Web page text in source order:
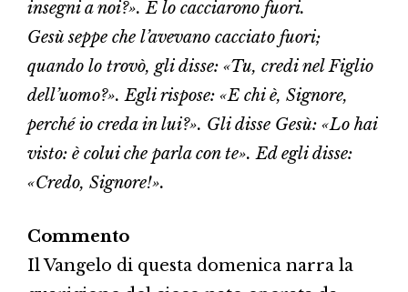
insegni a noi?». E lo cacciarono fuori.
Gesù seppe che l’avevano cacciato fuori;
quando lo trovò, gli disse: «Tu, credi nel Figlio
dell’uomo?». Egli rispose: «E chi è, Signore,
perché io creda in lui?». Gli disse Gesù: «Lo hai
visto: è colui che parla con te». Ed egli disse:
«Credo, Signore!».
Commento
Il Vangelo di questa domenica narra la